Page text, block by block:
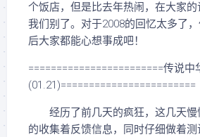
个饭店，但是比去年热闹，在大家的
我们别了。对于2008的回忆太多了
后大家都能心想事成吧！
========================传说
(01.21)========================
经历了前几天的疯狂，这几天慢
的收集着反馈信息，同时仔细做着